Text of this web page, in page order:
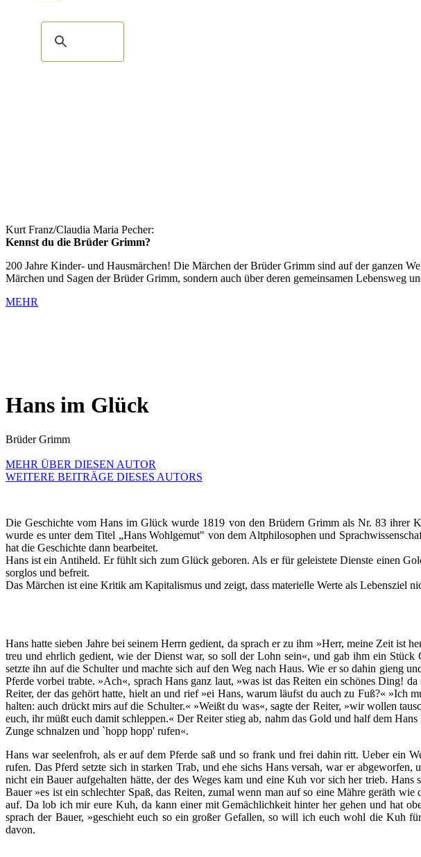
Kurt Franz/Claudia Maria Pecher:
Kennst du die Brüder Grimm?
200 Jahre Kinder- und Hausmärchen! Die Märchen der Brüder Grimm sind auf der ganzen
Märchen und Sagen der Brüder Grimm, sondern auch über deren gemeinsamen Lebensweg
MEHR
Hans im Glück
Brüder Grimm
MEHR ÜBER DIESEN AUTOR
WEITERE BEITRÄGE DIESES AUTORS
Die Geschichte vom Hans im Glück wurde 1819 von den Brüdern Grimm als Nr. 83 ihrer
wurde es unter dem Titel „Hans Wohlgemut" von dem Altphilosophen und
hat die Geschichte dann bearbeitet.
Hans ist ein Antiheld. Er fühlt sich zum Glück geboren. Als er für geleistete Dienste einen
sorglos und befreit.
Das Märchen ist eine Kritik am Kapitalismus und zeigt, dass materielle Werte als Lebensziel
Hans hatte sieben Jahre bei seinem Herrn gedient, da sprach er zu ihm »Herr, meine Zeit
treu und ehrlich gedient, wie der Dienst war, so soll der Lohn sein«, und gab ihm ein
setzte ihn auf die Schulter und machte sich auf den Weg nach Haus. Wie er so dahin gieng
Pferde vorbei trabte. »Ach«, sprach Hans ganz laut, »was ist das Reiten ein schönes Ding!
Reiter, der das gehört hatte, hielt an und rief »ei Hans, warum läufst du auch zu Fuß?«
halten: auch drückt mirs auf die Schulter.« »Weißt du was«, sagte der Reiter, »wir wollen
euch, ihr müßt euch damit schleppen.« Der Reiter stieg ab, nahm das Gold und half dem
Zunge schnalzen und `hopp hopp' rufen«.
Hans war seelenfroh, als er auf dem Pferde saß und so frank und frei dahin ritt. Ueber ein
rufen. Das Pferd setzte sich in starken Trab, und ehe sichs Hans versah, war er
nicht ein Bauer aufgehalten hätte, der des Weges kam und eine Kuh vor sich her trieb.
Bauer »es ist ein schlechter Spaß, das Reiten, zumal wenn man auf so eine Mähre geräth
auf. Da lob ich mir eure Kuh, da kann einer mit Gemächlichkeit hinter her gehen und hat
sprach der Bauer, »geschieht euch so ein großer Gefallen, so will ich euch wohl die Kuh
davon.